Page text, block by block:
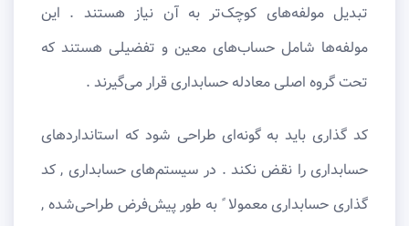
تبدیل مولفه‌های کوچک‌تر به آن نیاز هستند . این
مولفه‌ها شامل حساب‌های معین و تفضیلی هستند که
تحت گروه اصلی معادله حسابداری قرار می‌گیرند .
کد گذاری باید به گونه‌ای طراحی شود که استانداردهای
حسابداری را نقض نکند . در سیستم‌های حسابداری , کد
گذاری حسابداری معمولا ً به طور پیش‌فرض طراحی‌شده ,